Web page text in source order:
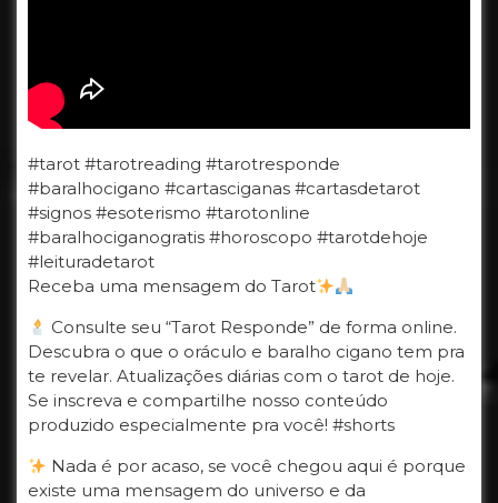
#tarot #tarotreading #tarotresponde
#baralhocigano #cartasciganas #cartasdetarot
#signos #esoterismo #tarotonline
#baralhociganogratis #horoscopo #tarotdehoje
#leituradetarot
Receba uma mensagem do Tarot
Consulte seu “Tarot Responde” de forma online.
Descubra o que o oráculo e baralho cigano tem pra
te revelar. Atualizações diárias com o tarot de hoje.
Se inscreva e compartilhe nosso conteúdo
produzido especialmente pra você! #shorts
Nada é por acaso, se você chegou aqui é porque
existe uma mensagem do universo e da